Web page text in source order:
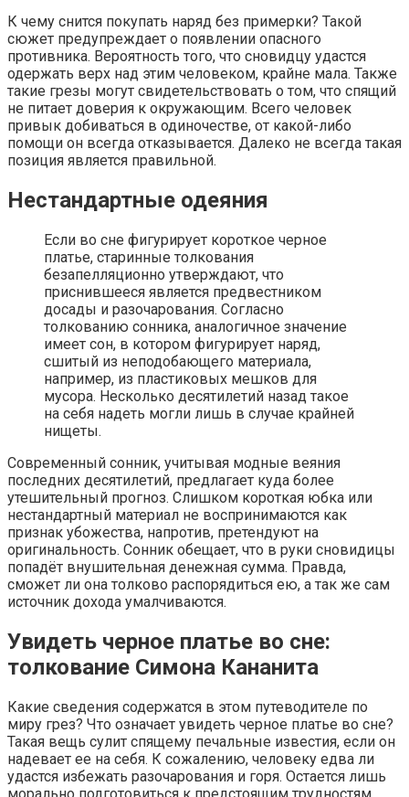
К чему снится покупать наряд без примерки? Такой
сюжет предупреждает о появлении опасного
противника. Вероятность того, что сновидцу удастся
одержать верх над этим человеком, крайне мала. Также
такие грезы могут свидетельствовать о том, что спящий
не питает доверия к окружающим. Всего человек
привык добиваться в одиночестве, от какой-либо
помощи он всегда отказывается. Далеко не всегда такая
позиция является правильной.
Нестандартные одеяния
Если во сне фигурирует короткое черное
платье, старинные толкования
безапелляционно утверждают, что
приснившееся является предвестником
досады и разочарования. Согласно
толкованию сонника, аналогичное значение
имеет сон, в котором фигурирует наряд,
сшитый из неподобающего материала,
например, из пластиковых мешков для
мусора. Несколько десятилетий назад такое
на себя надеть могли лишь в случае крайней
нищеты.
Современный сонник, учитывая модные веяния
последних десятилетий, предлагает куда более
утешительный прогноз. Слишком короткая юбка или
нестандартный материал не воспринимаются как
признак убожества, напротив, претендуют на
оригинальность. Сонник обещает, что в руки сновидицы
попадёт внушительная денежная сумма. Правда,
сможет ли она толково распорядиться ею, а так же сам
источник дохода умалчиваются.
Увидеть черное платье во сне:
толкование Симона Кананита
Какие сведения содержатся в этом путеводителе по
миру грез? Что означает увидеть черное платье во сне?
Такая вещь сулит спящему печальные известия, если он
надевает ее на себя. К сожалению, человеку едва ли
удастся избежать разочарования и горя. Остается лишь
морально подготовиться к предстоящим трудностям.